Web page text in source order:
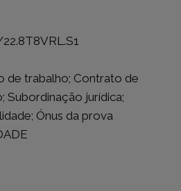
de trabalho; Contrato de
Subordinação jurídica;
Ónus da prova